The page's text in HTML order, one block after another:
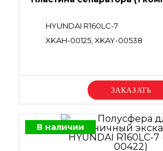
HYUNDAI R160LC-7
XKAH-00125, XKAY-00538
Уточняйте цену
В наличии